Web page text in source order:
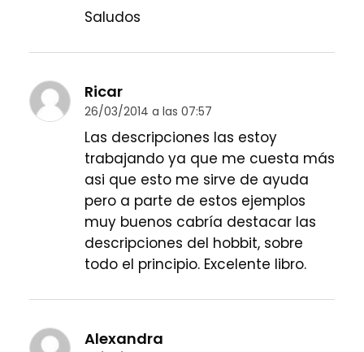
Saludos
Ricar
26/03/2014 a las 07:57
Las descripciones las estoy
trabajando ya que me cuesta más
asi que esto me sirve de ayuda
pero a parte de estos ejemplos
muy buenos cabría destacar las
descripciones del hobbit, sobre
todo el principio. Excelente libro.
Alexandra